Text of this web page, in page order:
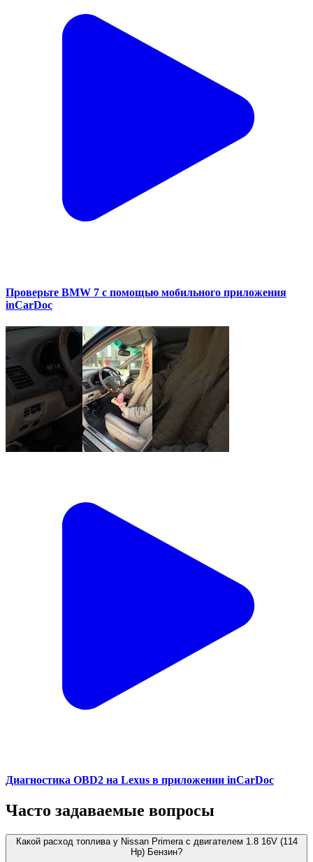
Проверьте BMW 7 с помощью мобильного приложения
inCarDoc
Диагностика OBD2 на Lexus в приложении inCarDoc
Часто задаваемые вопросы
Какой расход топлива у Nissan Primera с двигателем 1.8 16V (114
Hp) Бензин?